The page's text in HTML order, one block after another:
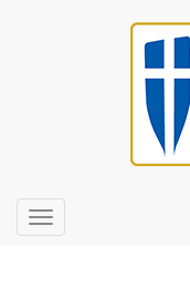
Toggle
navigation